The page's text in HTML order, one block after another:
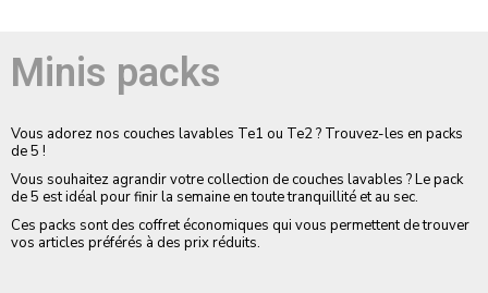
Minis packs
Vous adorez nos couches lavables Te1 ou Te2 ? Trouvez-les en packs
de 5 !
Vous souhaitez agrandir votre collection de couches lavables ? Le pack
de 5 est idéal pour finir la semaine en toute tranquillité et au sec.
Ces packs sont des coffret économiques qui vous permettent de trouver
vos articles préférés à des prix réduits.